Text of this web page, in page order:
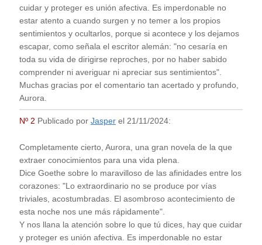
cuidar y proteger es unión afectiva. Es imperdonable no
estar atento a cuando surgen y no temer a los propios
sentimientos y ocultarlos, porque si acontece y los dejamos
escapar, como señala el escritor alemán: "no cesaría en
toda su vida de dirigirse reproches, por no haber sabido
comprender ni averiguar ni apreciar sus sentimientos".
Muchas gracias por el comentario tan acertado y profundo,
Aurora.
Nº 2 Publicado por Jasperel 21/11/2024:
Completamente cierto, Aurora, una gran novela de la que
extraer conocimientos para una vida plena.
Dice Goethe sobre lo maravilloso de las afinidades entre los
corazones: "Lo extraordinario no se produce por vías
triviales, acostumbradas. El asombroso acontecimiento de
esta noche nos une más rápidamente".
Y nos llana la atención sobre lo que tú dices, hay que cuidar
y proteger es unión afectiva. Es imperdonable no estar